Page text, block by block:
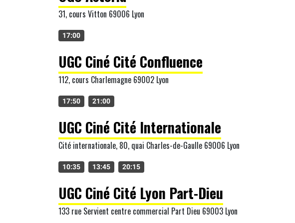
31, cours Vitton 69006 Lyon
17:00
UGC Ciné Cité Confluence
112, cours Charlemagne 69002 Lyon
17:50 21:00
UGC Ciné Cité Internationale
Cité internationale, 80, quai Charles-de-Gaulle 69006 Lyon
10:35 13:45 20:15
UGC Ciné Cité Lyon Part-Dieu
133 rue Servient centre commercial Part Dieu 69003 Lyon